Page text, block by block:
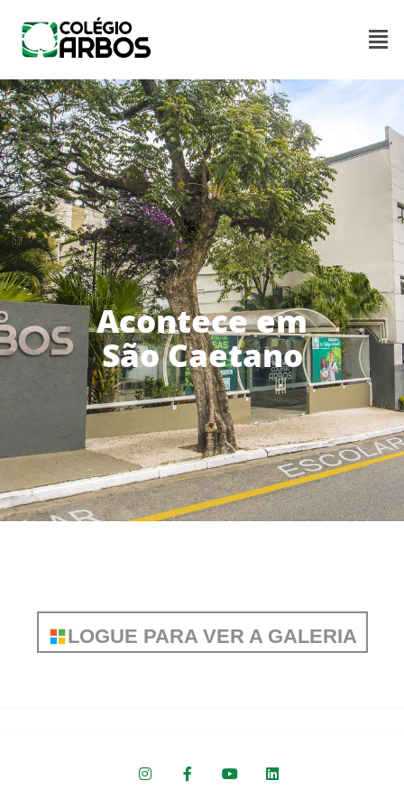
Acontece em
São Caetano
LOGUE PARA VER A GALERIA